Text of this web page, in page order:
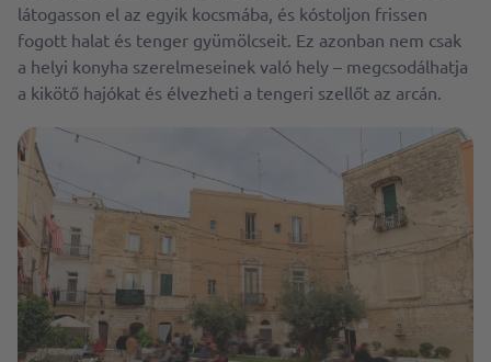
látogasson el az egyik kocsmába, és kóstoljon frissen
fogott halat és tenger gyümölcseit. Ez azonban nem csak
a helyi konyha szerelmeseinek való hely – megcsodálhatja
a kikötő hajókat és élvezheti a tengeri szellőt az arcán.